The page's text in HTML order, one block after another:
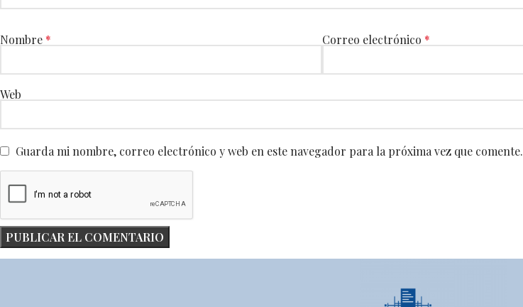
Nombre * Correo electrónico *
Web
Guarda mi nombre, correo electrónico y web en este navegador para la próxima vez que comente.